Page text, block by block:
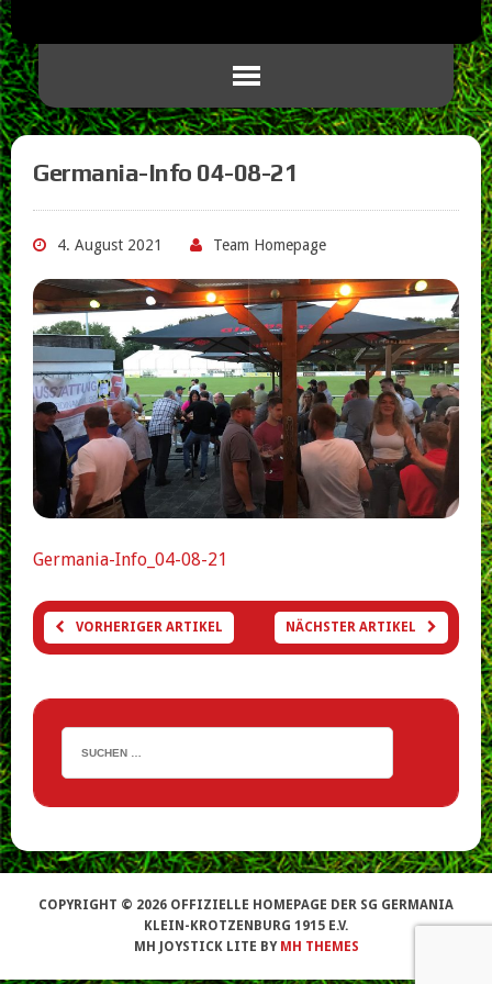
Germania-Info 04-08-21
4. August 2021 Team Homepage
Germania-Info_04-08-21
VORHERIGER ARTIKEL NÄCHSTER ARTIKEL
COPYRIGHT © 2026 OFFIZIELLE HOMEPAGE DER SG GERMANIA
KLEIN-KROTZENBURG 1915 E.V.
MH JOYSTICK LITE BY MH THEMES